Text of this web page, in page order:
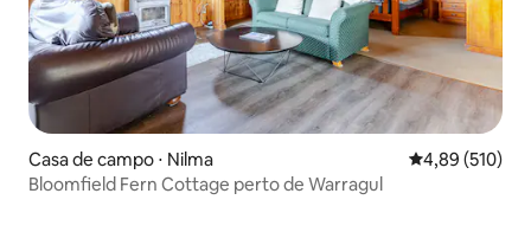
Casa de campo ⋅ Nilma 4,89 de uma
4,89 (510)
Bloomfield Fern Cottage perto de Warragul